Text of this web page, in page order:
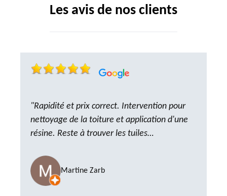
Les avis de nos clients
"Rapidité et prix correct. Intervention pour
nettoyage de la toiture et application d'une
résine. Reste à trouver les tuiles
compter sur M. GOT. Très content de la
prestation, a recommander sans problème"
Martine Zarb